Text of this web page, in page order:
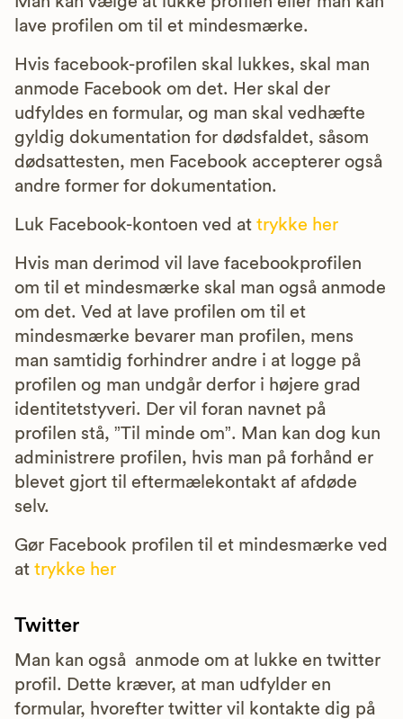
lave profilen om til et mindesmærke.
Hvis facebook-profilen skal lukkes, skal man
anmode Facebook om det. Her skal der
udfyldes en formular, og man skal vedhæfte
gyldig dokumentation for dødsfaldet, såsom
dødsattesten, men Facebook accepterer også
andre former for dokumentation.
Luk Facebook-kontoen ved at trykke her
Hvis man derimod vil lave facebookprofilen
om til et mindesmærke skal man også anmode
om det. Ved at lave profilen om til et
mindesmærke bevarer man profilen, mens
man samtidig forhindrer andre i at logge på
profilen og man undgår derfor i højere grad
identitetstyveri. Der vil foran navnet på
profilen stå, ”Til minde om”. Man kan dog kun
administrere profilen, hvis man på forhånd er
blevet gjort til eftermælekontakt af afdøde
selv.
Gør Facebook profilen til et mindesmærke ved
at trykke her
Twitter
Man kan også anmode om at lukke en twitter
profil. Dette kræver, at man udfylder en
formular, hvorefter twitter vil kontakte dig på